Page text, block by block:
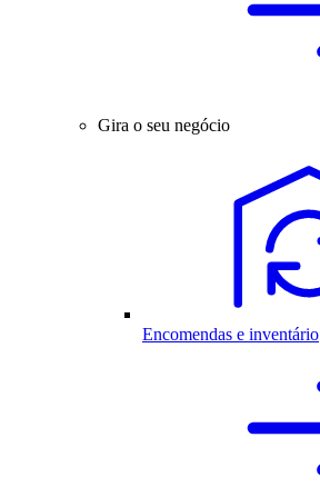
Gira o seu negócio
Encomendas e inventário